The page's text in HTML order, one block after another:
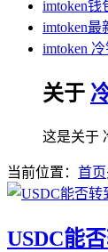
imtoken钱
imtoken最
imtoken
关于
这是关于
当前位置： 首页
USDC能